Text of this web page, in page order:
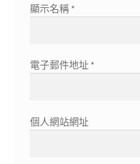
顯示名稱 *
電子郵件地址 *
個人網站網址